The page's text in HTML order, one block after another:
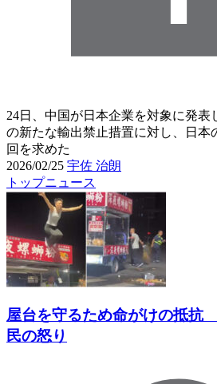
24日、中国が日本企業を対象に発表
の新たな輸出禁止措置に対し、日本
回を求めた
2026/02/25 宇佐 治朗
トップニュース
屋台を守るため命がけの抵抗
民の怒り